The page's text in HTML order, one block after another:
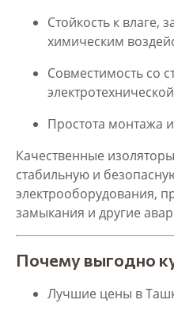
Стойкость к влаге,
химическим
Совместимость со
Простота монтажа
Качественные
стабильную и
электрооборудования,
замыкания и другие
Почему выгодно
Лучшие цены в